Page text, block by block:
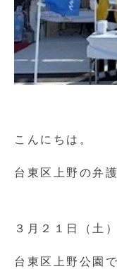
こんにちは。
台東区上野の弁
３月２１日（土
台東区上野公園で